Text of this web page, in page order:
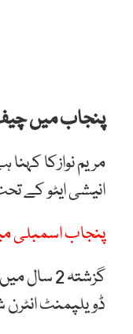
پنجاب میں
مریم نوازکا
انیشی ایٹو کے
پنجاب اسمبلی
گزشتہ 2
ڈویلپمنٹ انٹرن شپ